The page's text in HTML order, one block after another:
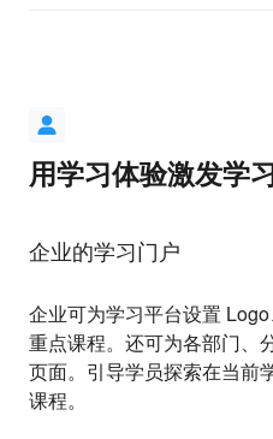
用学习体验激发学
企业的学习门户
企业可为学习平台设置
重点课程。还可为各部门、
页面。引导学员探索在当前
课程。